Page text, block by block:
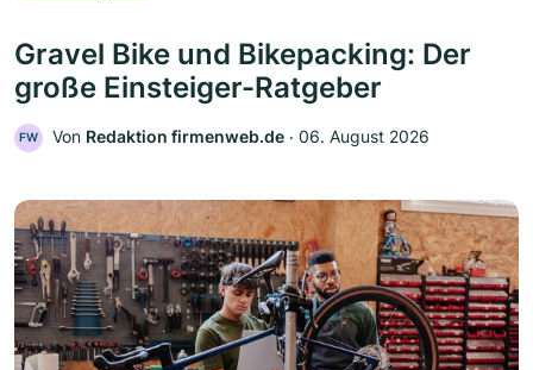
Gravel Bike und Bikepacking: Der
große Einsteiger-Ratgeber
FW Von Redaktion firmenweb.de ‧ 06. August 2026